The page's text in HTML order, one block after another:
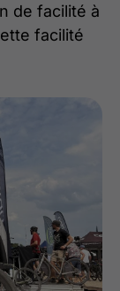
de facilité à
facilité